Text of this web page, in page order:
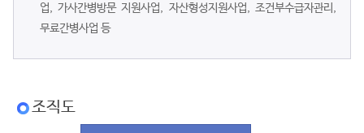
업, 가사간병방문 지원사업, 자산형성지원사업, 조건부수급자관리,
무료간병사업 등
조직도